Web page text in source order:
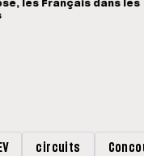
les Français dans les
circuits